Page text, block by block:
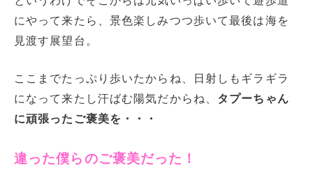
にやって来たら、景色楽しみつつ歩いて最後は海を
見渡す展望台。
ここまでたっぷり歩いたからね、日射しもギラギラ
になって来たし汗ばむ陽気だからね、 タプーちゃん
に頑張ったご褒美を・・・
違った僕らのご褒美だった！